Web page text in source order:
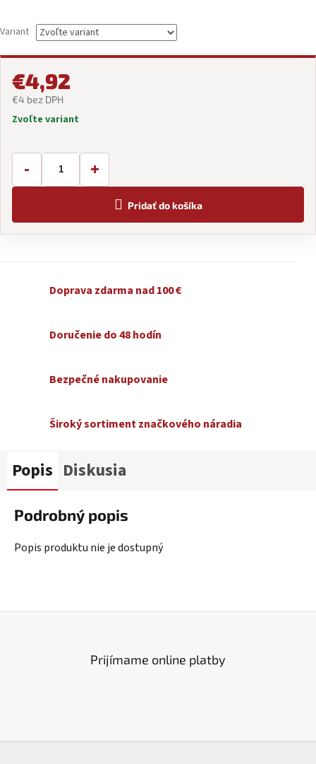
Variant
€4,92
€4 bez DPH
Jednotková
Zvoľte variant
- +
Pridať do košíka
Doprava zdarma nad 100 €
Doručenie do 48 hodín
Bezpečné nakupovanie
Široký sortiment značkového náradia
Popis Diskusia
Podrobný popis
Popis produktu nie je dostupný
Prijímame online platby